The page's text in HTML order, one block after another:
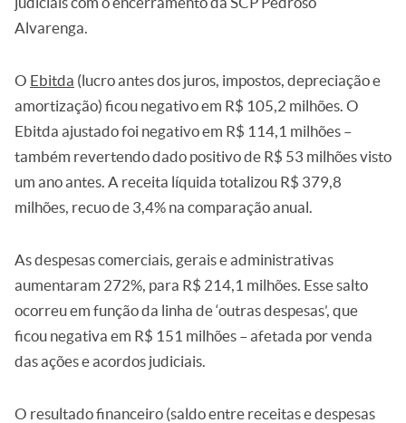
Alvarenga.
O Ebitda (lucro antes dos juros, impostos, depreciação e
amortização) ficou negativo em R$ 105,2 milhões. O
Ebitda ajustado foi negativo em R$ 114,1 milhões –
também revertendo dado positivo de R$ 53 milhões visto
um ano antes. A receita líquida totalizou R$ 379,8
milhões, recuo de 3,4% na comparação anual.
As despesas comerciais, gerais e administrativas
aumentaram 272%, para R$ 214,1 milhões. Esse salto
ocorreu em função da linha de ‘outras despesas’, que
ficou negativa em R$ 151 milhões – afetada por venda
das ações e acordos judiciais.
O resultado financeiro (saldo entre receitas e despesas